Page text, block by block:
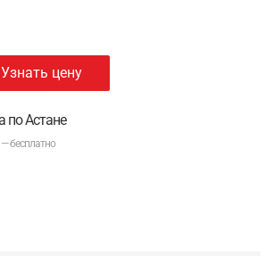
Узнать цену
по Астане
бесплатно